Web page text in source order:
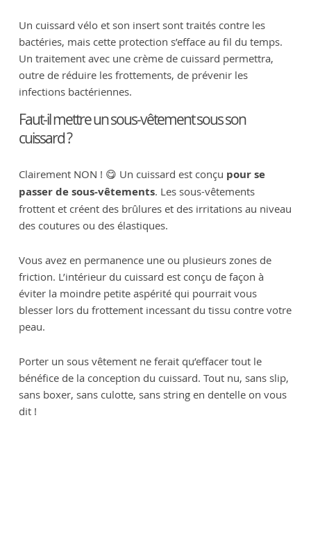
Un cuissard vélo et son insert sont traités contre les
bactéries, mais cette protection s’efface au fil du temps.
Un traitement avec une crème de cuissard permettra,
outre de réduire les frottements, de prévenir les
infections bactériennes.
Faut-il mettre un sous-vêtement sous son
cuissard ?
Clairement NON ! 😋 Un cuissard est conçu pour se
passer de sous-vêtements. Les sous-vêtements
frottent et créent des brûlures et des irritations au niveau
des coutures ou des élastiques.
Vous avez en permanence une ou plusieurs zones de
friction. L’intérieur du cuissard est conçu de façon à
éviter la moindre petite aspérité qui pourrait vous
blesser lors du frottement incessant du tissu contre votre
peau.
Porter un sous vêtement ne ferait qu’effacer tout le
bénéfice de la conception du cuissard. Tout nu, sans slip,
sans boxer, sans culotte, sans string en dentelle on vous
dit !